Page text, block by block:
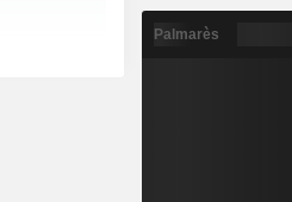
Palmarès